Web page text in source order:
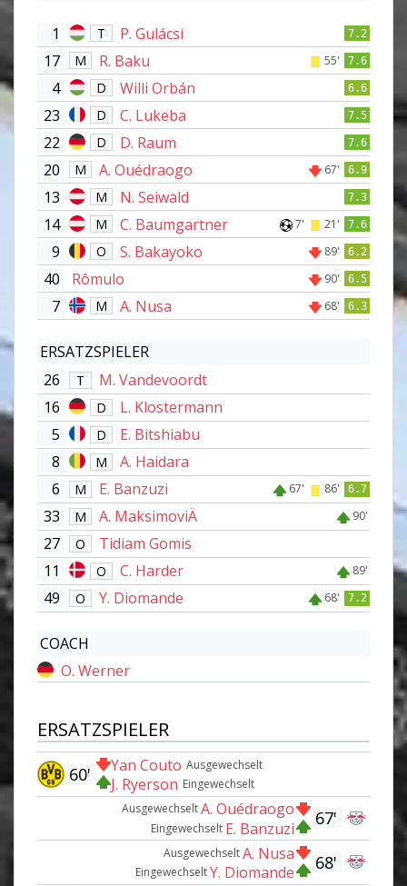
1 T P. Gulácsi 7.2
17 M R. Baku 55' 7.6
4 D Willi Orbán 6.6
23 D C. Lukeba 7.5
22 D D. Raum 7.6
20 M A. Ouédraogo 67' 6.9
13 M N. Seiwald 7.3
14 M C. Baumgartner 7' 21' 7.6
9 O S. Bakayoko 89' 6.2
40 Rômulo 90' 6.5
7 M A. Nusa 68' 6.3
ERSATZSPIELER
26
T
M. Vandevoordt
16
D
L. Klostermann
5
D
E. Bitshiabu
8
M
A. Haidara
6
M E. Banzuzi 67' 86' 6.7
33 M A. MaksimoviÄ 90'
27 O
Tidiam Gomis
11
O C. Harder 89'
49 O Y. Diomande 68' 7.2
COACH
O. Werner
ERSATZSPIELER
Ausgewechselt
Yan Couto
Eingewechselt
J. Ryerson
60'
67'
AusgewechseltA. Ouédraogo
Eingewechselt E. Banzuzi
68'
AusgewechseltA. Nusa
EingewechseltY. Diomande